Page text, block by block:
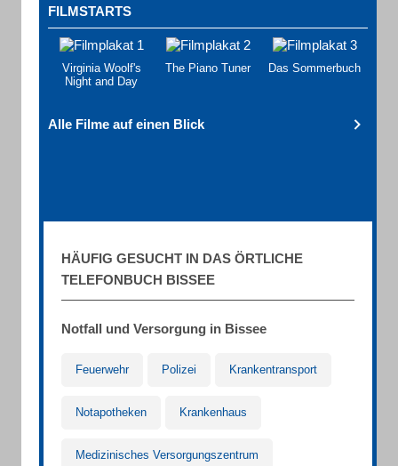
FILMSTARTS
Virginia Woolf's
Night and Day
The Piano Tuner Das Sommerbuch
Alle Filme auf einen Blick
HÄUFIG GESUCHT IN DAS ÖRTLICHE
TELEFONBUCH BISSEE
Notfall und Versorgung in Bissee
Feuerwehr Polizei Krankentransport
Notapotheken Krankenhaus
Medizinisches Versorgungszentrum